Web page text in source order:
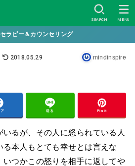
SEARCH MENU
ラピー＆カウンセリング
2018.05.29 mindinspire
ア 送る Pin it
るが、その人に怒られている人
る本人もとても幸せとは言えな
いつかこの怒りを相手に返してや